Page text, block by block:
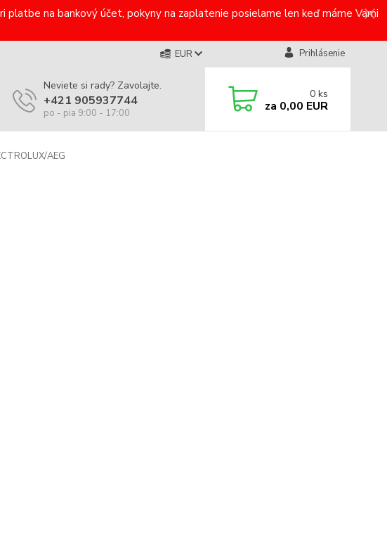
platbe na bankový účet, pokyny na zaplatenie posielame len keď máme Vami
EUR Prihlásenie
Neviete si rady? Zavolajte.
+421 905937744
po - pia 9:00 - 17:00
0 ks
za 0,00 EUR
AEG